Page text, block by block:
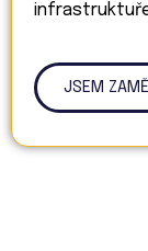
JSEM